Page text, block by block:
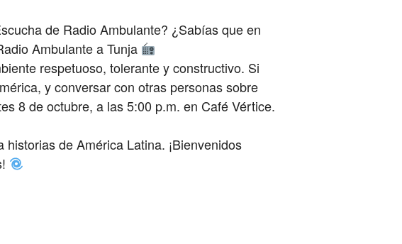
de Radio Ambulante? ¿Sabías que en
Ambulante a Tunja
respetuoso, tolerante y constructivo. Si
y conversar con otras personas sobre
8 de octubre, a las 5:00 p.m. en Café Vértice.
de América Latina. ¡Bienvenidos